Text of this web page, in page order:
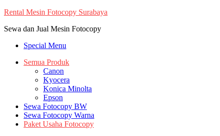
Skip
content
Rental Mesin Fotocopy Surabaya
Sewa dan Jual Mesin Fotocopy
Special Menu
Semua Produk
Canon
Kyocera
Konica Minolta
Epson
Sewa Fotocopy BW
Sewa Fotocopy Warna
Paket Usaha Fotocopy